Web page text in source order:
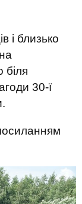
і близько
біля
30-ї